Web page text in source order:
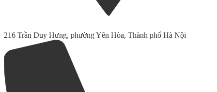
216 Trần Duy Hưng, phường Yên Hòa, Thành phố Hà Nội